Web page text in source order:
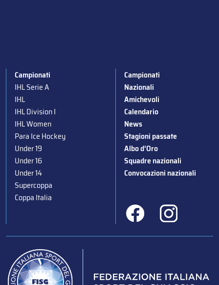
Campionati
IHL Serie A
IHL
IHL Division I
IHL Women
Para Ice Hockey
Under 19
Under 16
Under 14
Supercoppa
Coppa Italia
Campionati
Nazionali
Amichevoli
Calendario
News
Stagioni passate
Albo d’Oro
Squadre nazionali
Convocazioni nazionali